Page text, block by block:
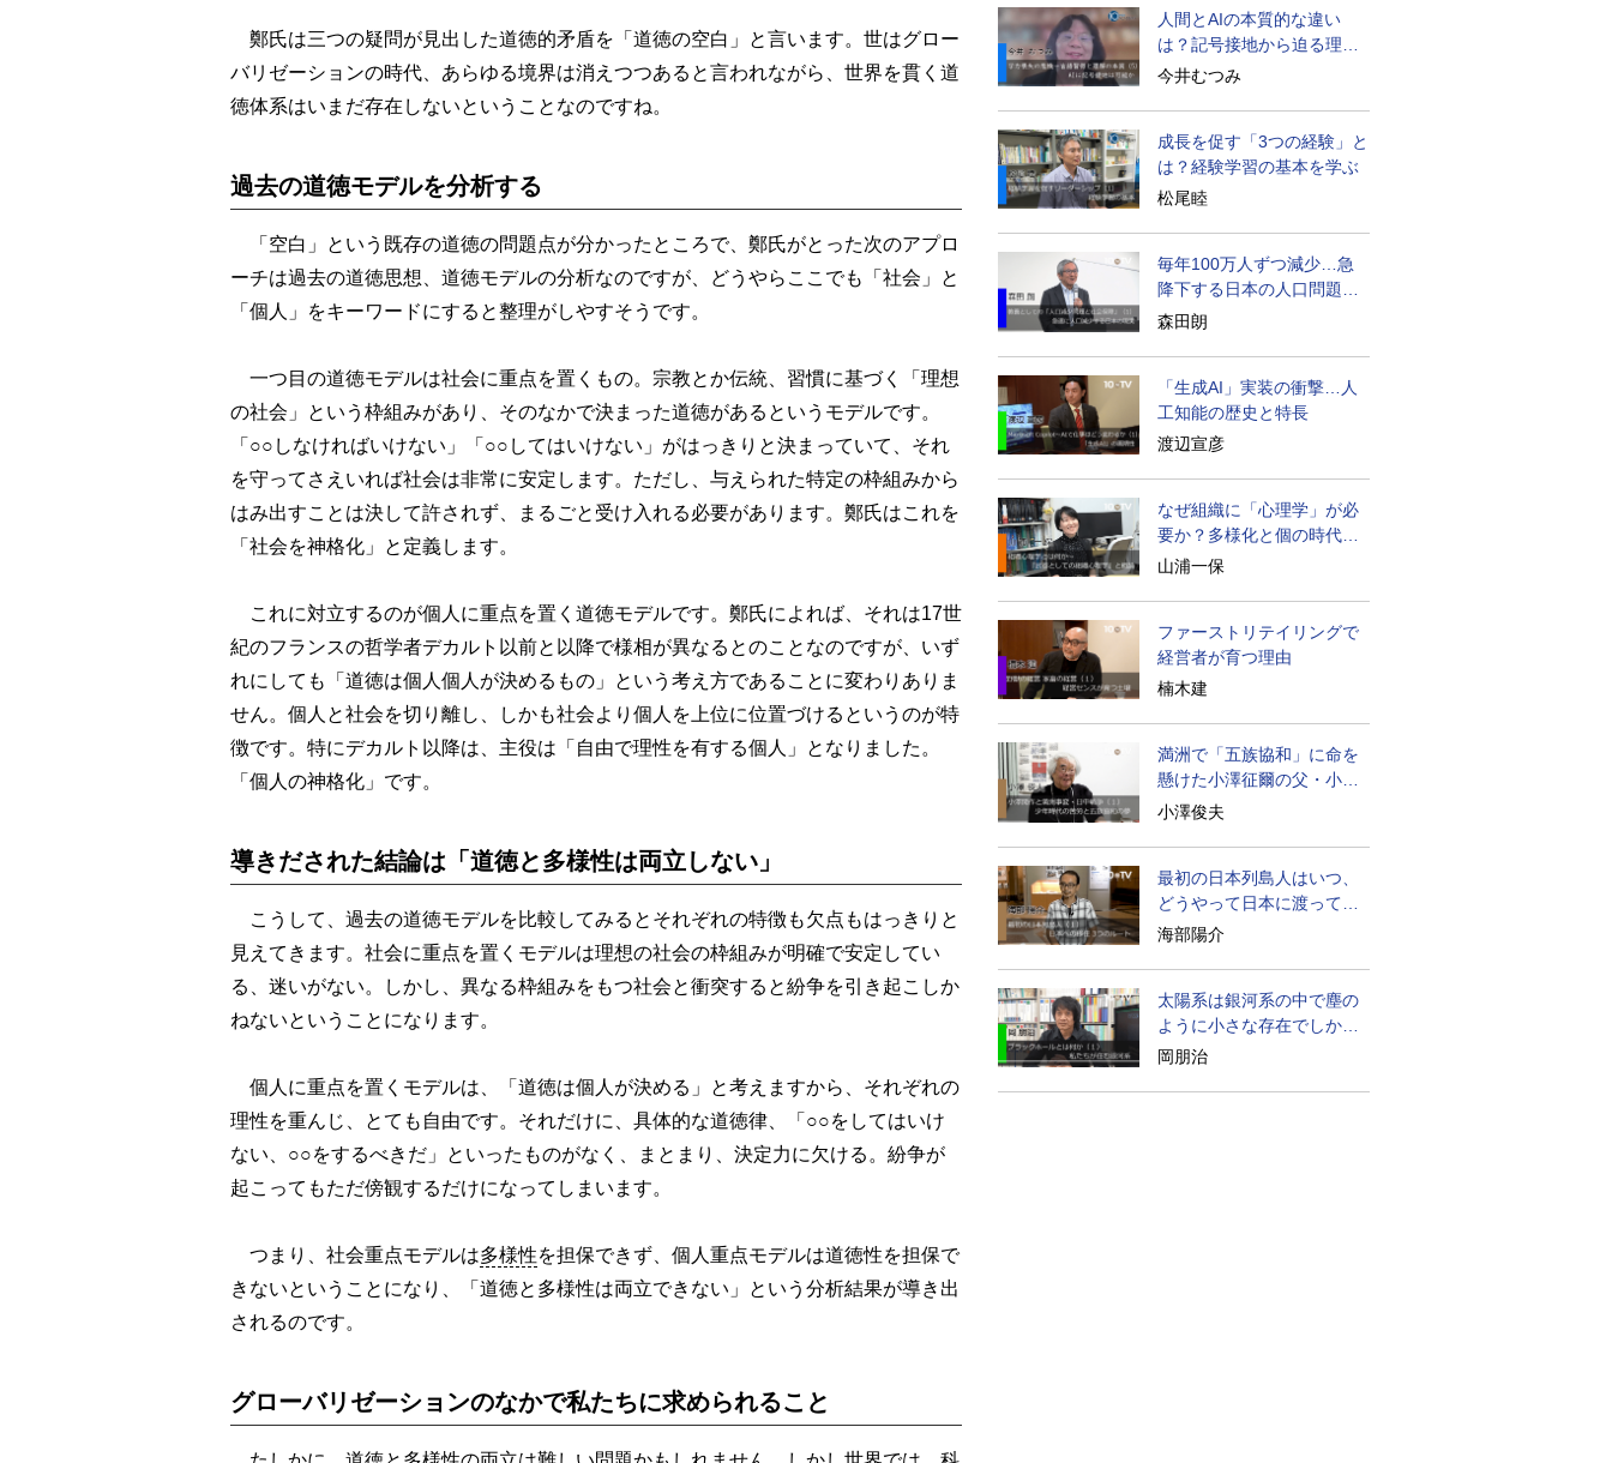
鄭氏は三つの疑問が見出した道徳的矛盾を「道徳の空白」と言います。世はグロー
バリゼーションの時代、あらゆる境界は消えつつあると言われながら、世界を貫く道
徳体系はいまだ存在しないということなのですね。
過去の道徳モデルを分析する
「空白」という既存の道徳の問題点が分かったところで、鄭氏がとった次のアプロ
ーチは過去の道徳思想、道徳モデルの分析なのですが、どうやらここでも「社会」と
「個人」をキーワードにすると整理がしやすそうです。
一つ目の道徳モデルは社会に重点を置くもの。宗教とか伝統、習慣に基づく「理想
の社会」という枠組みがあり、そのなかで決まった道徳があるというモデルです。
「○○しなければいけない」「○○してはいけない」がはっきりと決まっていて、それ
を守ってさえいれば社会は非常に安定します。ただし、与えられた特定の枠組みから
はみ出すことは決して許されず、まるごと受け入れる必要があります。鄭氏はこれを
「社会を神格化」と定義します。
これに対立するのが個人に重点を置く道徳モデルです。鄭氏によれば、それは17世
紀のフランスの哲学者デカルト以前と以降で様相が異なるとのことなのですが、いず
れにしても「道徳は個人個人が決めるもの」という考え方であることに変わりありま
せん。個人と社会を切り離し、しかも社会より個人を上位に位置づけるというのが特
徴です。特にデカルト以降は、主役は「自由で理性を有する個人」となりました。
「個人の神格化」です。
導きだされた結論は「道徳と多様性は両立しない」
こうして、過去の道徳モデルを比較してみるとそれぞれの特徴も欠点もはっきりと
見えてきます。社会に重点を置くモデルは理想の社会の枠組みが明確で安定してい
る、迷いがない。しかし、異なる枠組みをもつ社会と衝突すると紛争を引き起こしか
ねないということになります。
個人に重点を置くモデルは、「道徳は個人が決める」と考えますから、それぞれの
理性を重んじ、とても自由です。それだけに、具体的な道徳律、「○○をしてはいけ
ない、○○をするべきだ」といったものがなく、まとまり、決定力に欠ける。紛争が
起こってもただ傍観するだけになってしまいます。
つまり、社会重点モデルは多様性を担保できず、個人重点モデルは道徳性を担保で
きないということになり、「道徳と多様性は両立できない」という分析結果が導き出
されるのです。
グローバリゼーションのなかで私たちに求められること
人間とAIの本質的な違い
は？記号接地から迫る理解
の本質
今井むつみ
成長を促す「3つの経験」と
は？経験学習の基本を学ぶ
松尾睦
毎年100万人ずつ減少…急
降下する日本の人口問題を
考える
森田朗
「生成AI」実装の衝撃…人
工知能の歴史と特長
渡辺宣彦
なぜ組織に「心理学」が必
要か？多様化と個の時代の
処方箋
山浦一保
ファーストリテイリングで
経営者が育つ理由
楠木建
満洲で「五族協和」に命を
懸けた小澤征爾の父・小澤
開作
小澤俊夫
最初の日本列島人はいつ、
どうやって日本に渡ってき
たのか
海部陽介
太陽系は銀河系の中で塵の
ように小さな存在でしかな
い
岡朋治